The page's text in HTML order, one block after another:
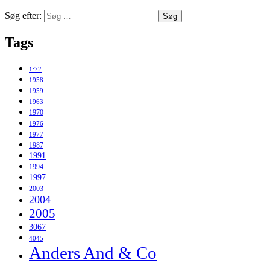
Søg efter:
Tags
1:72
1958
1959
1963
1970
1976
1977
1987
1991
1994
1997
2003
2004
2005
3067
4045
Anders And & Co